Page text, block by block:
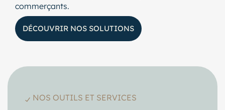
commerçants.
DÉCOUVRIR NOS SOLUTIONS
NOS OUTILS ET SERVICES